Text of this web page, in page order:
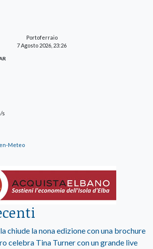
Portoferraio
7 Agosto 2026, 23:26
s
Meteo
chiude la nona edizione con una brochure
celebra Tina Turner con un grande live